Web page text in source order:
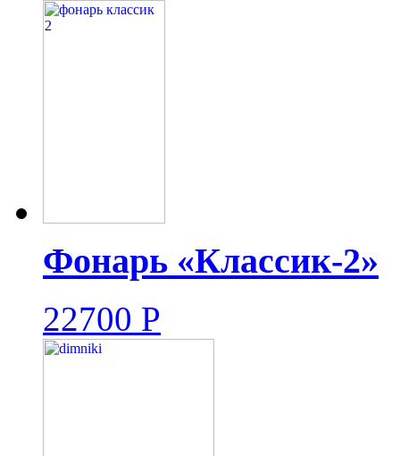
Фонарь «Классик-2»
22700 Р